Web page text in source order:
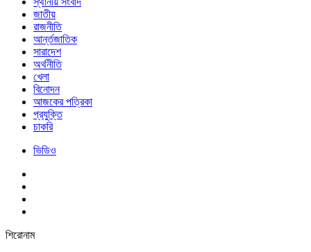
জাতীয়
রাজনীতি
আর্ন্তজাতিক
সারাদেশ
অর্থনীতি
খেলা
বিনোদন
আজকের পত্রিকা
প্রযুক্তি
চাকরি
ভিডিও
শিরোনাম